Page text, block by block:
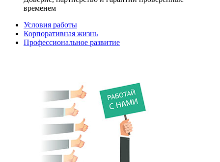
временем
Условия работы
Корпоративная жизнь
Профессиональное развитие